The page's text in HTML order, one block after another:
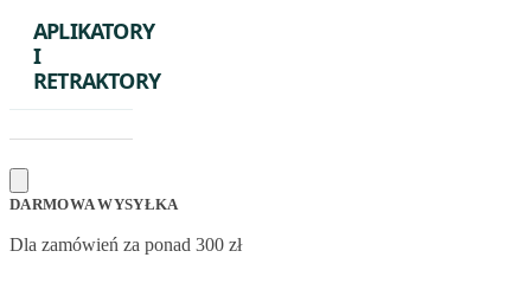
APLIKATORY
I
RETRAKTORY
DARMOWA WYSYŁKA
Dla zamówień za ponad 300 zł